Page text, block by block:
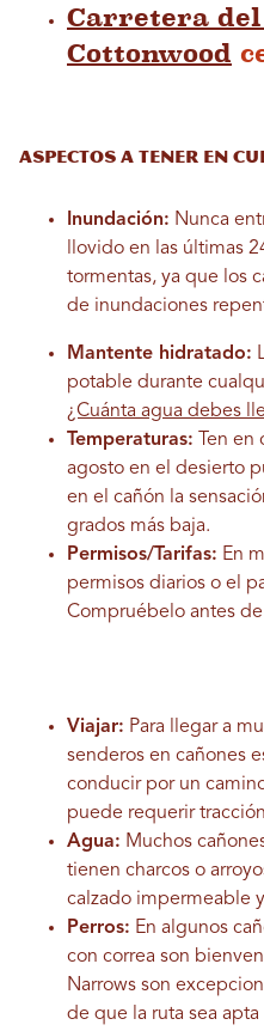
Carretera del
Cottonwood
Aspectos a tener en
Inundación: Nunca
llovido en las últimas
tormentas, ya que los
de inundaciones
Mantente hidratado:
potable durante
¿Cuánta agua debes
Temperaturas: Ten
agosto en el desierto
en el cañón la
grados más baja.
Permisos/Tarifas: En
permisos diarios o el
Compruébelo antes de
Viajar: Para llegar a
senderos en cañones
conducir por un
puede requerir
Agua: Muchos
tienen charcos o
calzado impermeable
Perros: En algunos
con correa son
Narrows son
de que la ruta sea apta